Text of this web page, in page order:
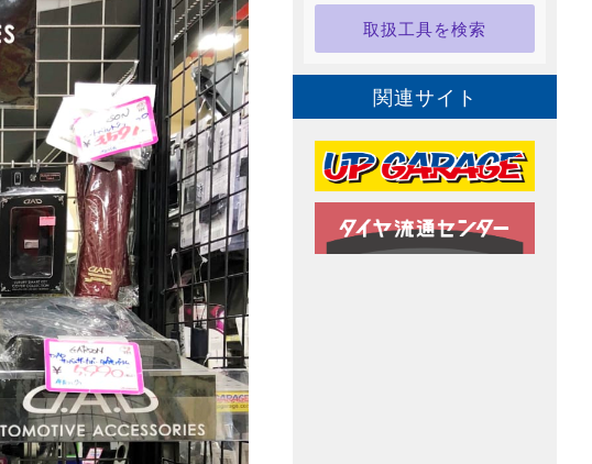
取扱工具を検索
関連サイト